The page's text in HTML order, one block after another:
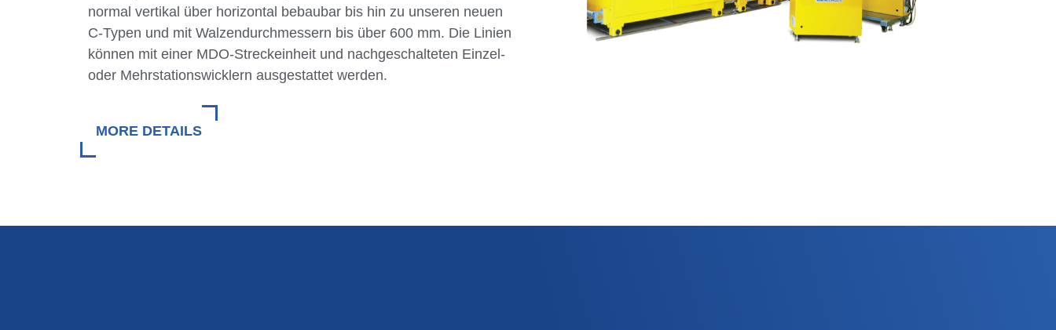
normal vertikal über horizontal bebaubar bis hin zu unseren neuen
C-Typen und mit Walzendurchmessern bis über 600 mm. Die Linien
können mit einer MDO-Streckeinheit und nachgeschalteten Einzel-
oder Mehrstationswicklern ausgestattet werden.
MORE DETAILS